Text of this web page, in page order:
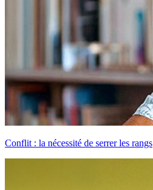
Conflit : la nécessité de serrer les rangs